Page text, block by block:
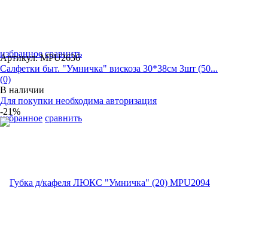
избранное сравнить
избранное сравнить
Артикул: MPU2636
Салфетки быт. "Умничка" вискоза 30*38см 3шт (50...
(0)
В наличии
Для покупки необходима авторизация
-21%